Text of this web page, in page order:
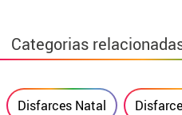
Categorias
Disfarces Natal